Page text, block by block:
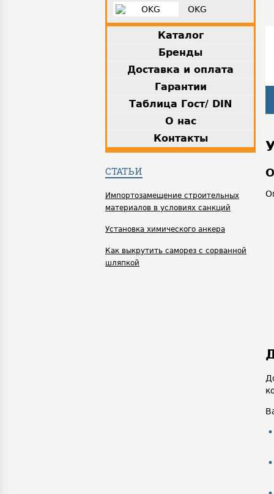
OKG
Каталог
Бренды
Доставка и оплата
Гарантии
Таблица Гост/ DIN
О нас
Контакты
СТАТЬИ
Импортозамещение строительных
материалов в условиях санкций
Установка химического анкера
Как выкрутить саморез с сорванной
шляпкой